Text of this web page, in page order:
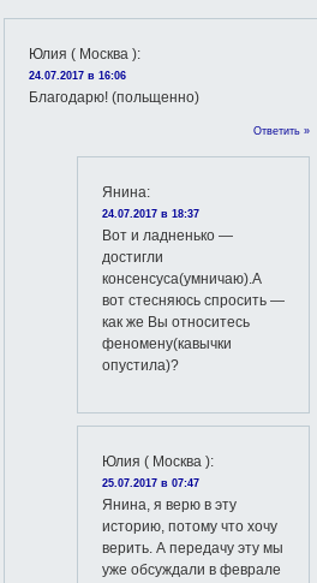
Юлия ( Москва ):
24.07.2017 в 16:06
Благодарю! (польщенно)
Ответить »
Янина:
24.07.2017 в 18:37
Вот и ладненько —
достигли
консенсуса(умничаю).А
вот стесняюсь спросить —
как же Вы относитесь
феномену(кавычки
опустила)?
Юлия ( Москва ):
25.07.2017 в 07:47
Янина, я верю в эту
историю, потому что хочу
верить. А передачу эту мы
уже обсуждали в феврале